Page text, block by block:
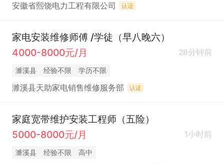
安徽省熙饶电力工程有限公司 认证
家电安装维修师傅 /学徒（早八晚六）
4000-8000元/月
28分钟前
濉溪县 经验不限 学历不限
濉溪县天助家电销售维修服务部 认证
家庭宽带维护安装工程师（五险）
5000-8000元/月
1小时前
濉溪县 经验不限 高中